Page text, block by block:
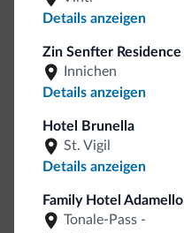
Safe
Mehrsprachiges Team
Italienisch
Englisch
Französich
Polnisch
Bezahlungen
Details anzeigen
Zin Senfter Residence
Innichen
Details anzeigen
Hotel Brunella
St. Vigil
Details anzeigen
Family Hotel Adamello
Tonale-Pass -